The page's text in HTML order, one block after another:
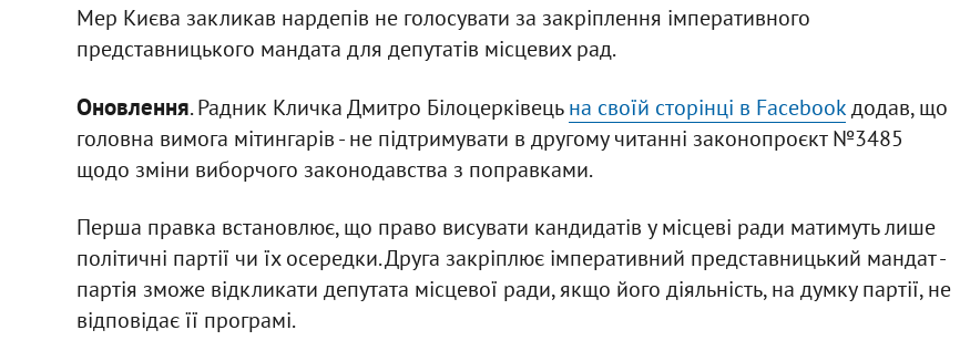
Мер Києва закликав нардепів не голосувати за закріплення імперативного
представницького мандата для депутатів місцевих рад.
Оновлення. Радник Кличка Дмитро Білоцерківецьна своїй сторінці в Facebookдодав, що
головна вимога мітингарів - не підтримувати в другому читанні законопроєкт №3485
щодо зміни виборчого законодавства з поправками.
Перша правка встановлює, що право висувати кандидатів у місцеві ради матимуть лише
політичні партії чи їх осередки. Друга закріплює імперативний представницький мандат -
партія зможе відкликати депутата місцевої ради, якщо його діяльність, на думку партії, не
відповідає її програмі.